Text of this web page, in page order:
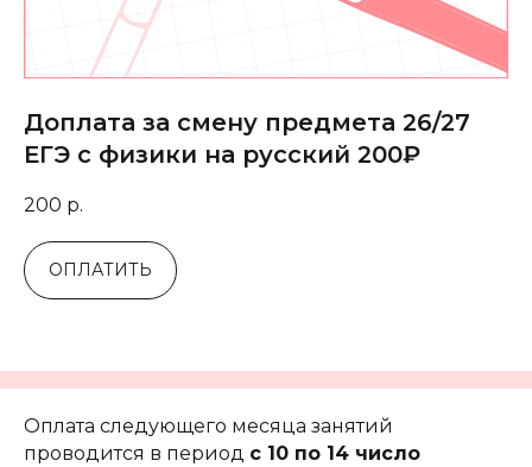
Доплата за смену предмета 26/27
ЕГЭ с физики на русский 200₽
200 р.
ОПЛАТИТЬ
Оплата следующего месяца занятий
проводится в период с 10 по 14 число